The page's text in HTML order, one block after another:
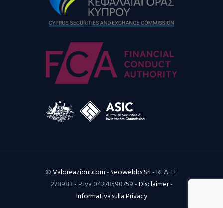
©Valoreazioni.com-Seowebbs Srl- REA: LE
278983 - P.Iva 04278590759 -Disclaimer-
Informativa sulla Privacy